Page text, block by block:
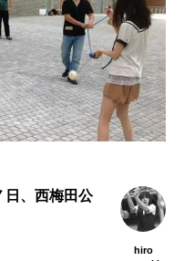
日、西梅田公
hiro